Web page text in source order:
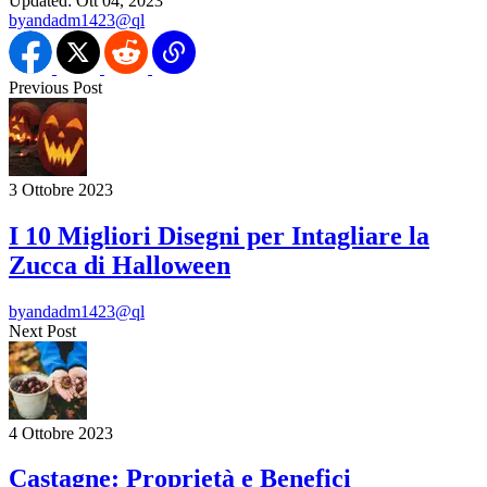
byandadm1423@ql
Previous Post
3 Ottobre 2023
I 10 Migliori Disegni per Intagliare la
Zucca di Halloween
byandadm1423@ql
Next Post
4 Ottobre 2023
Castagne: Proprietà e Benefici